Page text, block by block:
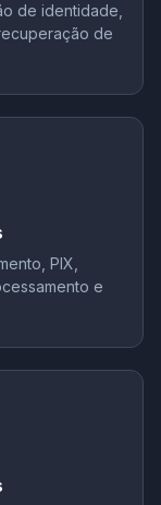
de identidade,
de
PIX,
e